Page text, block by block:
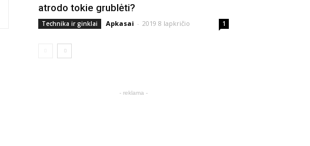
atrodo tokie grublėti?
Technika ir ginklai Apkasai - 2019 8 lapkričio 1
- reklama -